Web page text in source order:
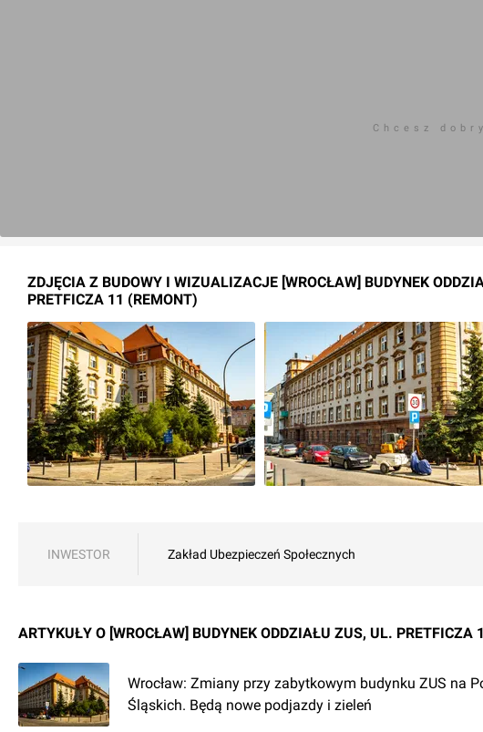
Chcesz
ZDJĘCIA Z BUDOWY I WIZUALIZACJE [WROCŁAW] BUDYNEK
PRETFICZA 11 (REMONT)
INWESTOR Zakład Ubezpieczeń Społecznych
ARTYKUŁY O [WROCŁAW] BUDYNEK ODDZIAŁU ZUS, UL. PRETFICZA
Wrocław: Zmiany przy zabytkowym budynku ZUS na
Śląskich. Będą nowe podjazdy i zieleń